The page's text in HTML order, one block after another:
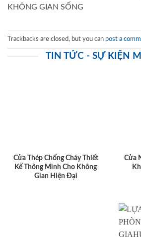
KHÔNG GIAN SỐNG
Trackbacks are closed, but you can post a
TIN TỨC - SỰ KIỆN
Cửa Thép Chống Cháy Thiết
Kế Thông Minh Cho Không
Gian Hiện Đại
Cửa